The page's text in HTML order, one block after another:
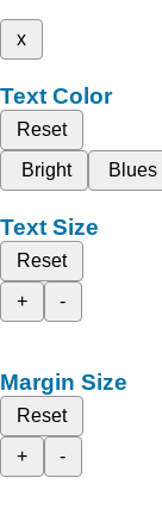
x
Text Color
Reset
Bright
Blues
Text Size
Reset
+
-
Margin Size
Reset
+
-